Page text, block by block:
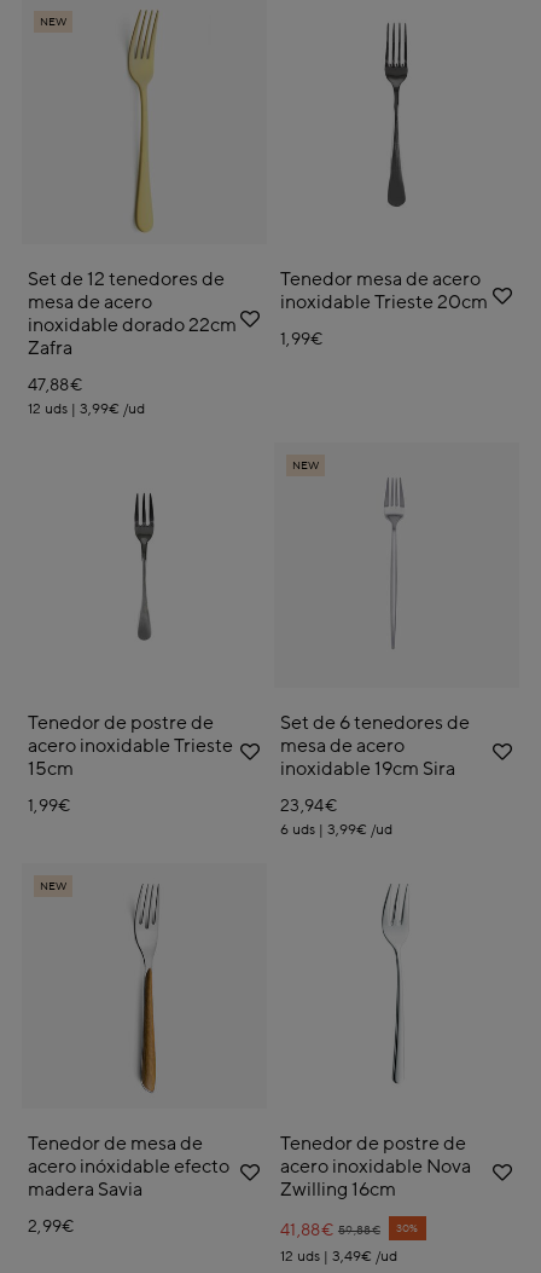
NEW
Set de 12 tenedores de
mesa de acero
inoxidable dorado 22cm
Zafra
47,88€
12 uds | 3,99€ /ud
Tenedor mesa de acero
inoxidable Trieste 20cm
1,99€
Tenedor de postre de
acero inoxidable Trieste
15cm
1,99€
NEW
Set de 6 tenedores de
mesa de acero
inoxidable 19cm Sira
23,94€
6 uds | 3,99€ /ud
NEW
Tenedor de mesa de
acero inóxidable efecto
madera Savia
2,99€
Tenedor de postre de
acero inoxidable Nova
Zwilling 16cm
Price reduced from
59,88€
to 30%
41,88€
12 uds | 3,49€ /ud